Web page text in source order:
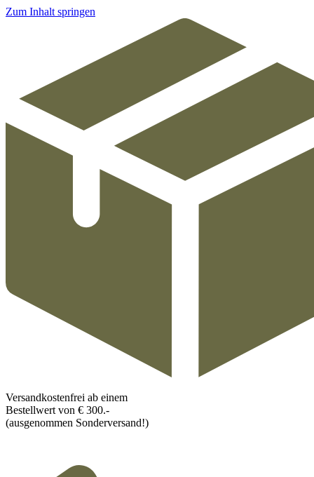
Zum Inhalt springen
Versandkostenfrei ab einem
Bestellwert von € 300.-
(ausgenommen Sonderversand!)